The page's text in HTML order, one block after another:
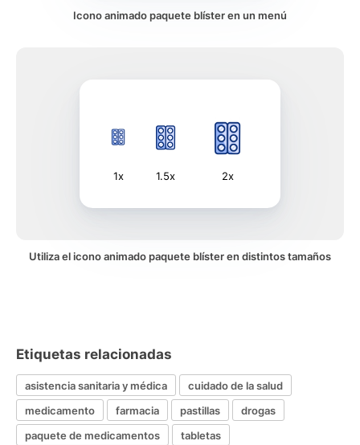
Icono animado paquete blíster en un menú
1x 1.5x 2x
Utiliza el icono animado paquete blíster en distintos tamaños
Etiquetas relacionadas
asistencia sanitaria y médica
cuidado de la salud
medicamento
farmacia pastillas
drogas
paquete de medicamentos
tabletas